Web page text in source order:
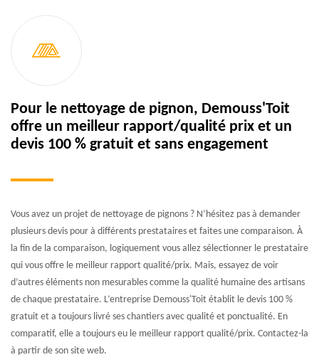
Pour le nettoyage de pignon, Demouss'Toit
offre un meilleur rapport/qualité prix et un
devis 100 % gratuit et sans engagement
Vous avez un projet de nettoyage de pignons ? N’hésitez pas à demander
plusieurs devis pour à différents prestataires et faites une comparaison. À
la fin de la comparaison, logiquement vous allez sélectionner le prestataire
qui vous offre le meilleur rapport qualité/prix. Mais, essayez de voir
d’autres éléments non mesurables comme la qualité humaine des artisans
de chaque prestataire. L’entreprise Demouss'Toit établit le devis 100 %
gratuit et a toujours livré ses chantiers avec qualité et ponctualité. En
comparatif, elle a toujours eu le meilleur rapport qualité/prix. Contactez-la
à partir de son site web.